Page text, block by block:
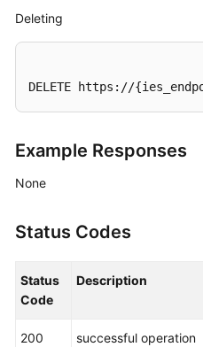
Deleting
DELETE https://
Example Responses
None
Status Codes
Status
Code
Description
200 successful operation